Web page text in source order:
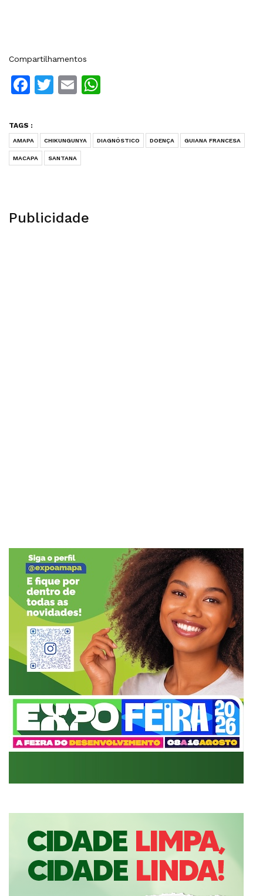
Compartilhamentos
Facebook
Twitter
Email
TAGS :
AMAPA CHIKUNGUNYA DIAGNÓSTICO DOENÇA GUIANA FRANCESA
MACAPA SANTANA
Publicidade